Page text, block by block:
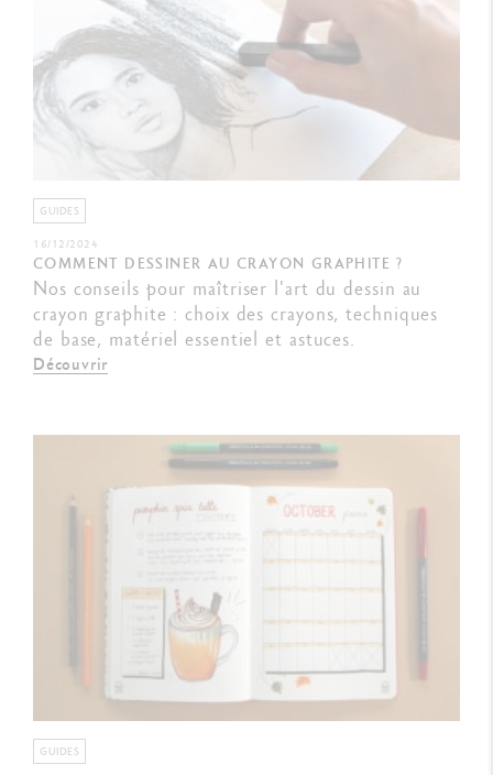
GUIDES
16/12/2024
COMMENT DESSINER AU CRAYON GRAPHITE ?
Nos conseils pour maîtriser l'art du dessin au
crayon graphite : choix des crayons, techniques
de base, matériel essentiel et astuces.
Découvrir
GUIDES